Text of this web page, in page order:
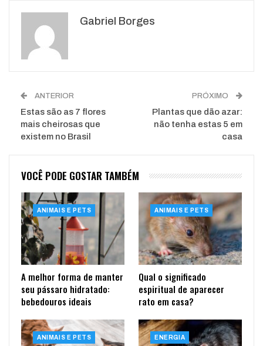
WhatsApp
Gabriel Borges
ANTERIOR
Estas são as 7 flores
mais cheirosas que
existem no Brasil
PRÓXIMO
Plantas que dão azar:
não tenha estas 5 em
casa
VOCÊ PODE GOSTAR TAMBÉM
ANIMAIS E PETS
A melhor forma de manter
seu pássaro hidratado:
bebedouros ideais
ANIMAIS E PETS
Qual o significado
espiritual de aparecer
rato em casa?
ANIMAIS E PETS ENERGIA